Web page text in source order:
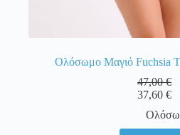
Ολόσωμο Μαγιό Fuchsia
47,00€
37,60€